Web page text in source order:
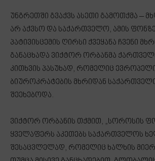
უნგრეთში გვაქვს ასეთი გამოთქმა –
არ აქვსო და საქართველო, ამის
პატივისცემის ღირსი ქვეყანა ჩვენი
განაცხადა ვიქტორ ორბანმა
კითხვის პასუხად, რომელიც
ბიუროკრატების მხრიდან
შეეხებოდა.
ვიქტორ ორბანის თქმით, „სოროსის
ყველაფერს აკეთებს საქართველოს
შესაცვლელად, რომელიც ხალხის